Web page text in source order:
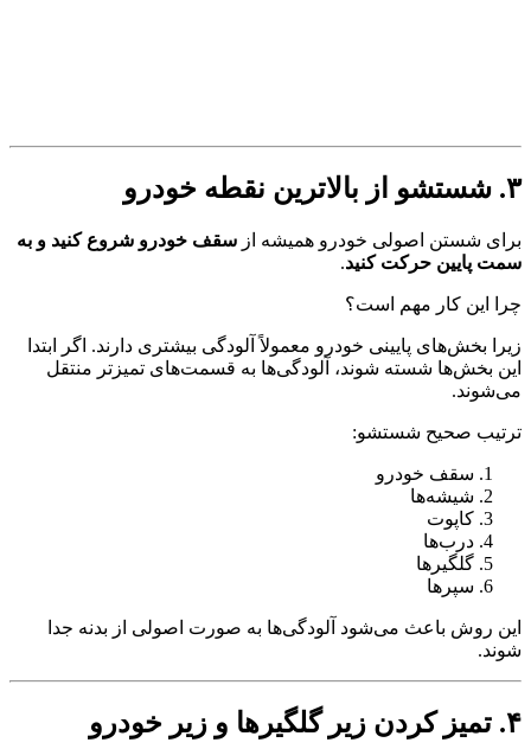
۳. شستشو از بالاترین نقطه خودرو
برای شستن اصولی خودرو همیشه از سقف خودرو شروع کنید و به
سمت پایین حرکت کنید.
چرا این کار مهم است؟
زیرا بخش‌های پایینی خودرو معمولاً آلودگی بیشتری دارند. اگر ابتدا
این بخش‌ها شسته شوند، آلودگی‌ها به قسمت‌های تمیزتر منتقل
می‌شوند.
ترتیب صحیح شستشو:
سقف خودرو
شیشه‌ها
کاپوت
درب‌ها
گلگیرها
سپرها
این روش باعث می‌شود آلودگی‌ها به صورت اصولی از بدنه جدا
شوند.
۴. تمیز کردن زیر گلگیرها و زیر خودرو